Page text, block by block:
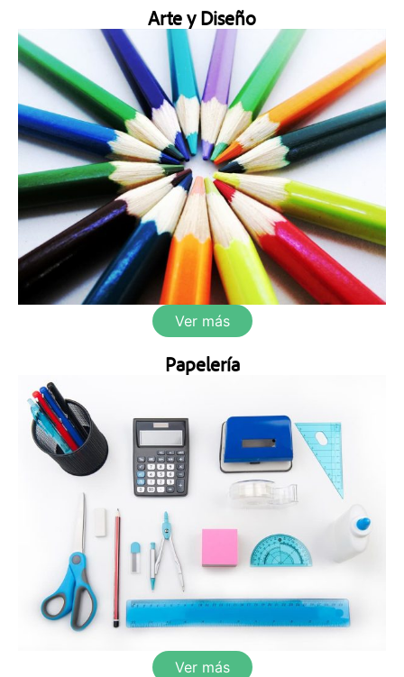
Arte y Diseño
Ver más
Papelería
Ver más